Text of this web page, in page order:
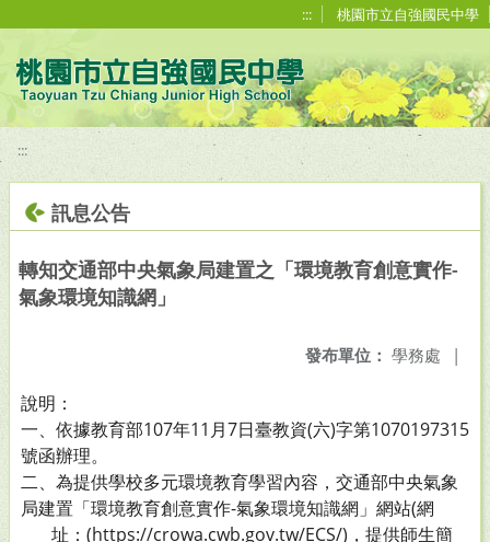
::: 桃園市立自強國民中學
:::
訊息公告
轉知交通部中央氣象局建置之「環境教育創意實作-
氣象環境知識網」
發布單位： 學務處 |
說明：
一、依據教育部107年11月7日臺教資(六)字第1070197315
號函辦理。
二、為提供學校多元環境教育學習內容，交通部中央氣象
局建置「環境教育創意實作-氣象環境知識網」網站(網
址：(https://crowa.cwb.gov.tw/ECS/)，提供師生簡